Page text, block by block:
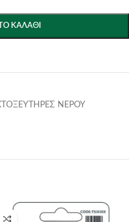
ΚΑΛΆΘΙ
ΝΕΡΟΥ